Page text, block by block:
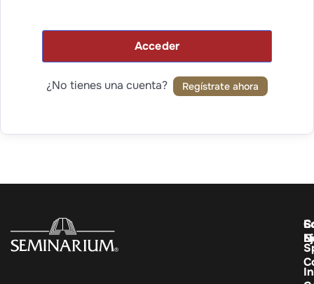
Acceder
¿No tienes una cuenta? Regístrate ahora
In